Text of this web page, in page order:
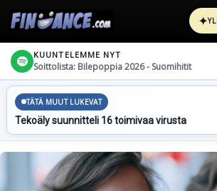
✦
KUUNTELEMME NYT
Soittolista: Bilepoppia 2026 - Suomihitit
TÄTÄ MUUT LUKEVAT
Tekoäly suunnitteli 16 toimivaa virusta